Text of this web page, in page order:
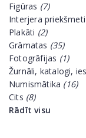
Figūras (7)
Interjera priekšmeti
Plakāti (2)
Grāmatas (35)
Fotogrāfijas (1)
Žurnāli, katalogi,
Numismātika (16)
Cits (8)
Rādīt visu